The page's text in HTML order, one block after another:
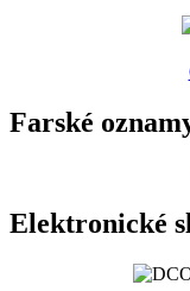
Farské
Elektronické